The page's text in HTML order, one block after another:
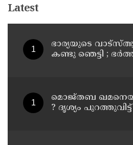
Latest
ഭാര്യയുടെ
കണ്ടു ഞെട്ടി ;
യുവതിയും
മൊജ്തബ
? ദൃശ്യം